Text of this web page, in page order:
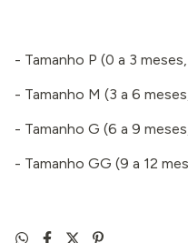
- Tamanho P (0 a 3
- Tamanho M (3 a 6
- Tamanho G (6 a 9
- Tamanho GG (9 a 12